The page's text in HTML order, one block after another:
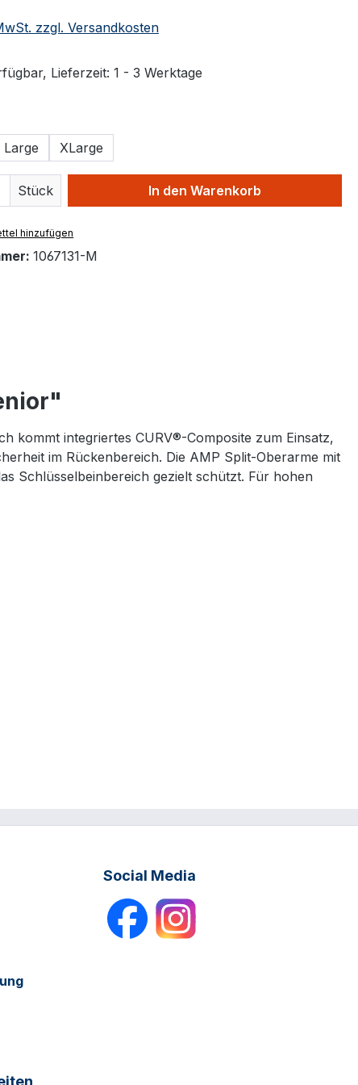
zzgl. Versandkosten
Lieferzeit: 1 - 3 Werktage
Large XLarge
Anzahl: Gib den gewünschten Wert
Stück In den Warenkorb
hinzufügen
1067131-M
kommt integriertes CURV®-Composite zum Einsatz,
im Rückenbereich. Die AMP Split-Oberarme mit
Schlüsselbeinbereich gezielt schützt. Für hohen
Social Media